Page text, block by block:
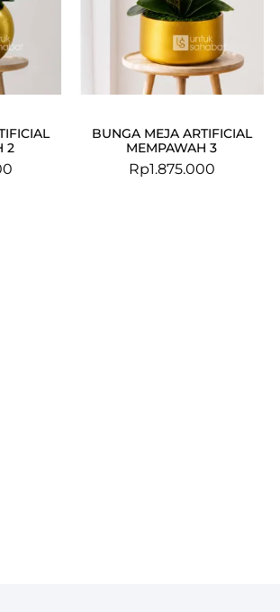
2
BUNGA MEJA ARTIFICIAL
MEMPAWAH 3
Rp1.875.000